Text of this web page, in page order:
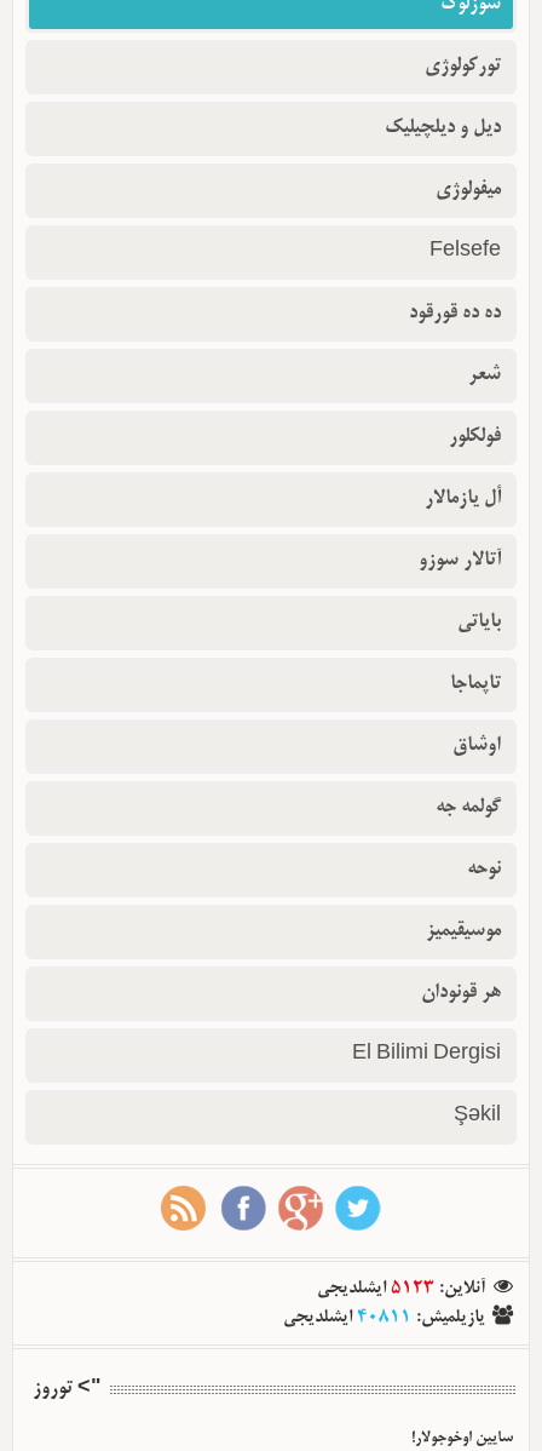
سؤزلوک
تورکولوژی
دیل و دیلچیلیک
میفولوژی
Felsefe
ده ده قورقود
شعر
فولکلور
أل یازمالار
آتالار سوزو
بایاتی
تاپماجا
اوشاق
گولمه جه
نوحه
موسیقیمیز
هر قونودان
El Bilimi Dergisi
Şəkil
آنلاین:
5123ایشلدیجی
یازیلمیش:
40811ایشلدیجی
"> توروز
سایین اوخوجولار!